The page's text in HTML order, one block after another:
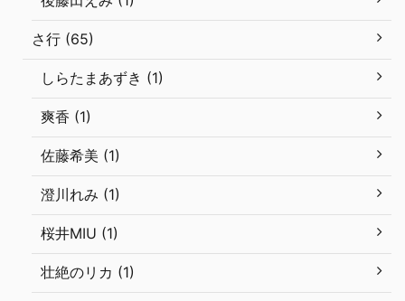
さ行 (65)
しらたまあずき (1)
爽香 (1)
佐藤希美 (1)
澄川れみ (1)
桜井MIU (1)
壮絶のリカ (1)